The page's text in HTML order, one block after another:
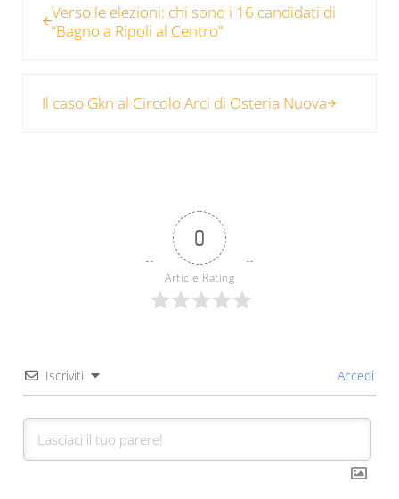
Verso le elezioni: chi sono i 16 candidati di
“Bagno a Ripoli al Centro”
Il caso Gkn al Circolo Arci di Osteria Nuova
0
Article Rating
Iscriviti Accedi